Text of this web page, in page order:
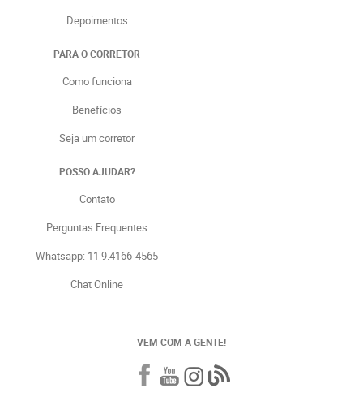
Depoimentos
PARA O CORRETOR
Como funciona
Benefícios
Seja um corretor
POSSO AJUDAR?
Contato
Perguntas Frequentes
Whatsapp: 11 9.4166-4565
Chat Online
VEM COM A GENTE!